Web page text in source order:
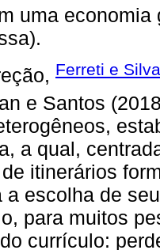
uma economia
Ferreti e
e Santos
a qual,
itinerários
a escolha de
para muitos
currículo: